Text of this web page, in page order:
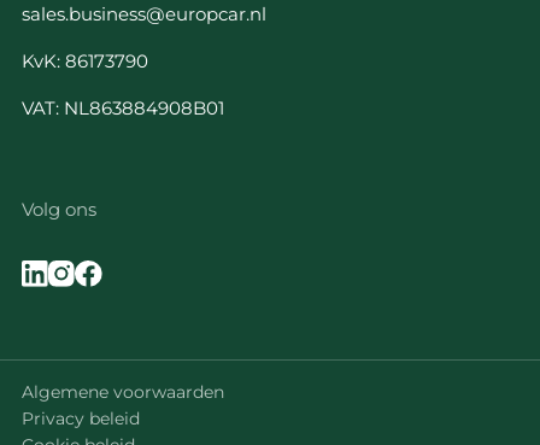
sales.business@europcar.nl
KvK: 86173790
VAT: NL863884908B01
Volg ons
Algemene voorwaarden
Privacy beleid